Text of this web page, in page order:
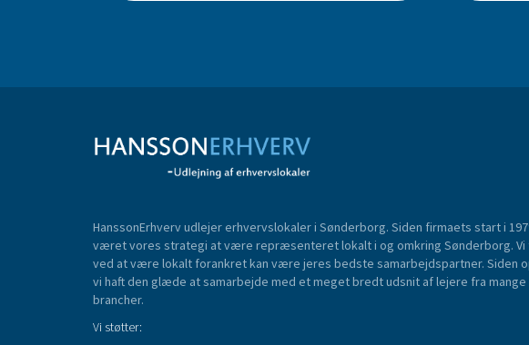
HanssonErhverv udlejer erhvervslokaler i Sønderborg. Siden firmaets start i
været vores strategi at være repræsenteret lokalt i og omkring Sønderborg. Vi
ved at være lokalt forankret kan være jeres bedste samarbejdspartner. Siden
vi haft den glæde at samarbejde med et meget bredt udsnit af lejere fra
brancher.
Vi støtter: